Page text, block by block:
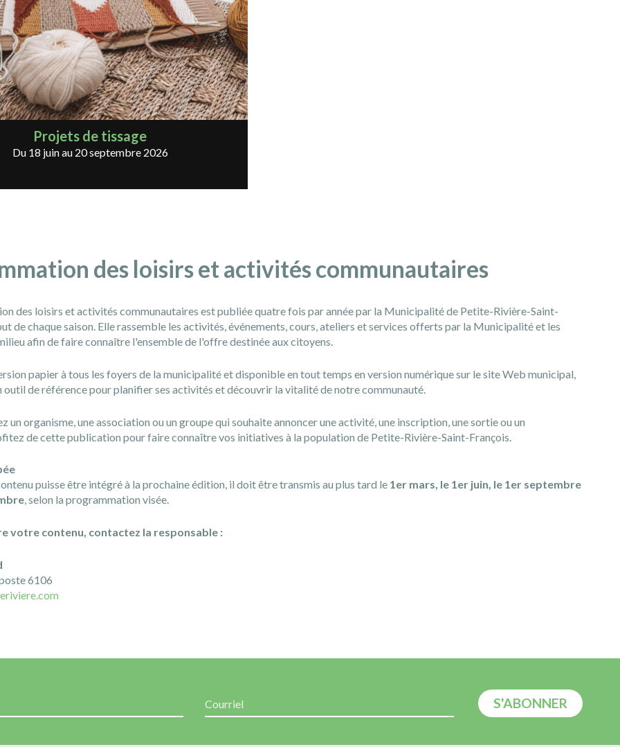
Projets de tissage
Du 18 juin au 20 septembre 2026
des loisirs et activités communautaires
des loisirs et activités communautaires est publiée quatre fois par année par la Municipalité de Petite-Rivière-Saint-
de chaque saison. Elle rassemble les activités, événements, cours, ateliers et services offerts par la Municipalité et les
afin de faire connaître l'ensemble de l'offre destinée aux citoyens.
papier à tous les foyers de la municipalité et disponible en tout temps en version numérique sur le site Web municipal,
outil de référence pour planifier ses activités et découvrir la vitalité de notre communauté.
un organisme, une association ou un groupe qui souhaite annoncer une activité, une inscription, une sortie ou un
de cette publication pour faire connaître vos initiatives à la population de Petite-Rivière-Saint-François.
puisse être intégré à la prochaine édition, il doit être transmis au plus tard le 1er mars, le 1er juin, le 1er septembre
, selon la programmation visée.
votre contenu, contactez la responsable :
6106